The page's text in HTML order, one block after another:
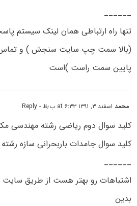
______
تنها راه ارتباطی همان لینک سیستم
(بالا سمت چپ سایت سنجش ) و تماس
پایین سمت راست )است
محمداسفند ۳, ۱۳۹۱ at ۶:۳۳ ب٫ظ - Reply
کلید سوال دوم ریاضی رشته مهندسی
کلید سوال جامدات باربحرانی سازه
______
اشتباهات رو بهتر هست از طریق
بدین